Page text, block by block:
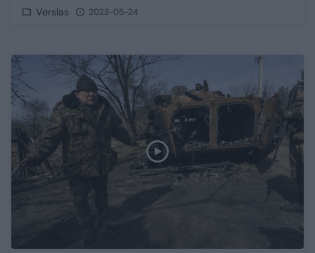
Verslas 2023-05-24